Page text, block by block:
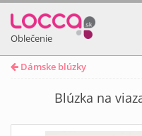
Oblečenie
Dámske blúzky
Blúzka na